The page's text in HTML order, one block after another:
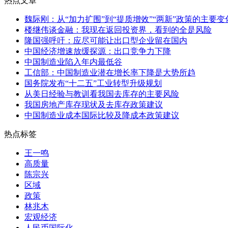
魏际刚：从“加力扩围”到“提质增效”“两新”政策的主要变
楼继伟谈金融：我现在返回投资界，看到的全是风险
隆国强呼吁：应尽可能让出口型企业留在国内
中国经济增速放缓探源：出口竞争力下降
中国制造业陷入年内最低谷
工信部：中国制造业潜在增长率下降是大势所趋
国务院发布“十二五”工业转型升级规划
从美日经验与教训看我国去库存的主要风险
我国房地产库存现状及去库存政策建议
中国制造业成本国际比较及降成本政策建议
热点标签
王一鸣
高质量
陈宗兴
区域
政策
林兆木
宏观经济